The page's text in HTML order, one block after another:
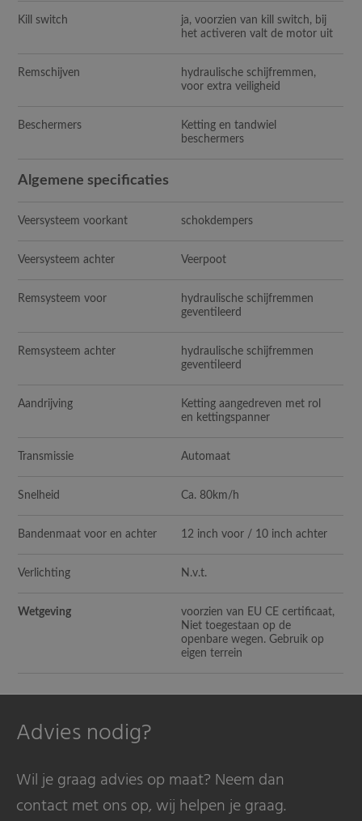
Kill switch
ja, voorzien van kill switch, bij
het activeren valt de motor uit
Remschijven
hydraulische schijfremmen,
voor extra veiligheid
Beschermers
Ketting en tandwiel
beschermers
Algemene specificaties
Veersysteem voorkant schokdempers
Veersysteem achter Veerpoot
Remsysteem voor
hydraulische schijfremmen
geventileerd
Remsysteem achter
hydraulische schijfremmen
geventileerd
Aandrijving
Ketting aangedreven met rol
en kettingspanner
Transmissie Automaat
Snelheid Ca. 80km/h
Bandenmaat voor en achter 12 inch voor / 10 inch achter
Verlichting N.v.t.
Wetgeving
voorzien van EU CE certificaat,
Niet toegestaan op de
openbare wegen. Gebruik op
eigen terrein
Advies nodig?
Wil je graag advies op maat? Neem dan
contact met ons op, wij helpen je graag.